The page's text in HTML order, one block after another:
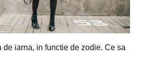
de iarna, in functie de zodie. Ce sa